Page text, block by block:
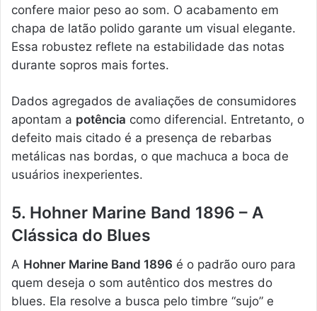
confere maior peso ao som. O acabamento em
chapa de latão polido garante um visual elegante.
Essa robustez reflete na estabilidade das notas
durante sopros mais fortes.
Dados agregados de avaliações de consumidores
apontam a potência como diferencial. Entretanto, o
defeito mais citado é a presença de rebarbas
metálicas nas bordas, o que machuca a boca de
usuários inexperientes.
5. Hohner Marine Band 1896 – A
Clássica do Blues
A Hohner Marine Band 1896 é o padrão ouro para
quem deseja o som autêntico dos mestres do
blues. Ela resolve a busca pelo timbre “sujo” e